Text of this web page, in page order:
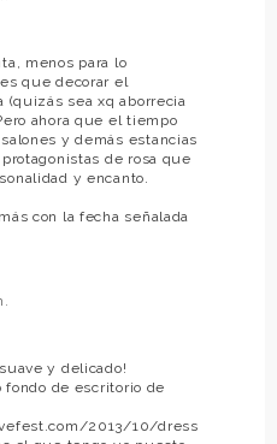
menos para lo
que decorar el
(quizás sea xq aborrecia
ahora que el tiempo
y demás estancias
de rosa que
y encanto.
con la fecha señalada
y delicado!
fondo de escritorio de
2013/10/dress